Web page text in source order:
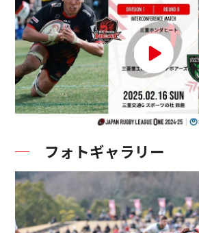
フォトギャラリー